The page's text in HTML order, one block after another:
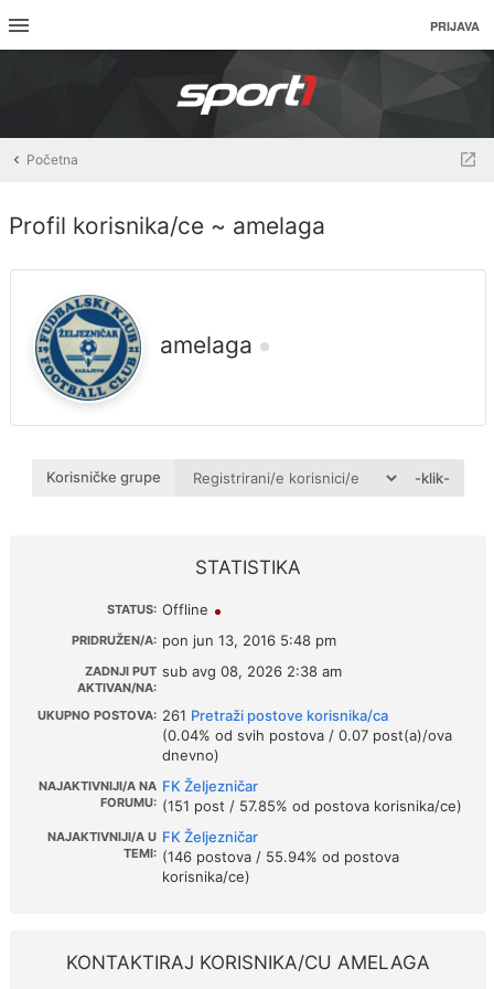
PRIJAVA
Početna
Profil korisnika/ce ~ amelaga
amelaga
Korisničke grupe -klik-
STATISTIKA
STATUS: Offline
PRIDRUŽEN/A: pon jun 13, 2016 5:48 pm
ZADNJI PUT
AKTIVAN/NA:
sub avg 08, 2026 2:38 am
UKUPNO POSTOVA: 261 Pretraži postove korisnika/ca
(0.04% od svih postova / 0.07 post(a)/ova
dnevno)
NAJAKTIVNIJI/A NA
FORUMU:
FK Željezničar
(151 post / 57.85% od postova korisnika/ce)
NAJAKTIVNIJI/A U
TEMI:
FK Željezničar
(146 postova / 55.94% od postova
korisnika/ce)
KONTAKTIRAJ KORISNIKA/CU AMELAGA